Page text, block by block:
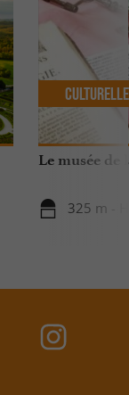
Le musée
325 m -
Culturelle